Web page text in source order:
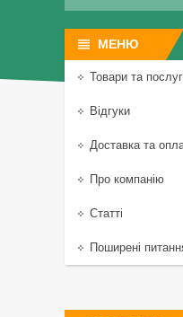
Товари та
Відгуки
Доставка та
Про компанію
Статті
Поширені